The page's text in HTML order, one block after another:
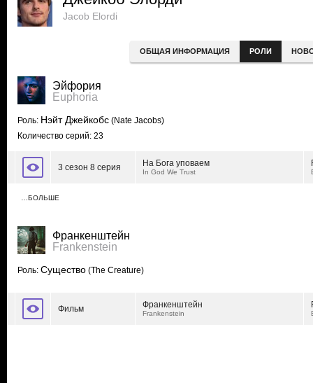
Jacob Elordi
ОБЩАЯ ИНФОРМАЦИЯ РОЛИ
Эйфория
Euphoria
Роль: Нэйт Джейкобс (Nate Jacobs)
Количество серий: 23
3 сезон 8 серия На Бога уповаем
In God We Trust
…БОЛЬШЕ
Франкенштейн
Frankenstein
Роль: Существо (The Creature)
Фильм Франкенштейн
Frankenstein